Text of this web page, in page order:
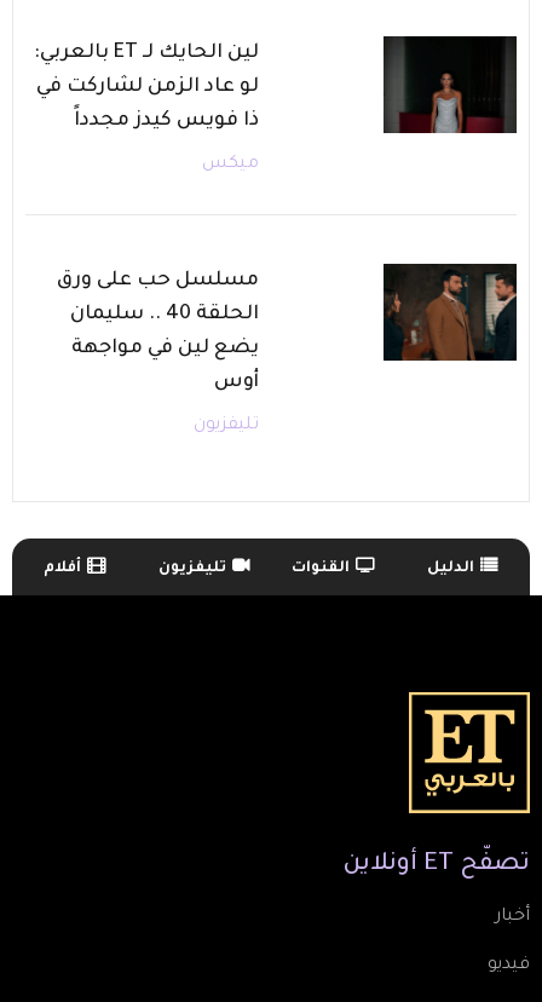
لين الحايك لـ ET بالعربي:
لو عاد الزمن لشاركت في
ذا فويس كيدز مجدداً
ميكس
مسلسل حب على ورق
الحلقة 40 .. سليمان
يضع لين في مواجهة
أوس
تليفزيون
TV Guide Menu الدليل القنوات تليفزيون أفلام
تصفّح ET أونلاين
أخبار
فيديو